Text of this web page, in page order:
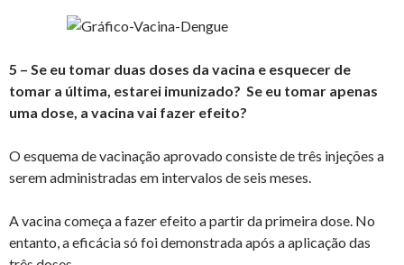
5 – Se eu tomar duas doses da vacina e esquecer de
tomar a última, estarei imunizado? Se eu tomar apenas
uma dose, a vacina vai fazer efeito?
O esquema de vacinação aprovado consiste de três injeções a
serem administradas em intervalos de seis meses.
A vacina começa a fazer efeito a partir da primeira dose. No
entanto, a eficácia só foi demonstrada após a aplicação das